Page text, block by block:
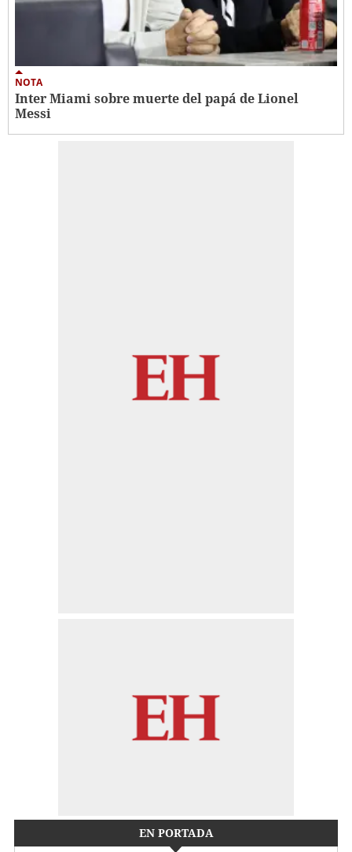
NOTA
Inter Miami sobre muerte del papá de Lionel
Messi
EN PORTADA